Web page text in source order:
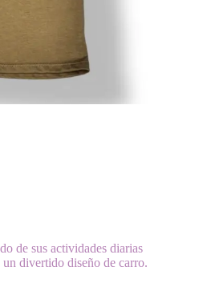
de sus actividades diarias
divertido diseño de carro.